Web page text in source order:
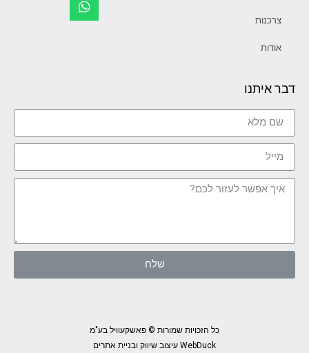
צרכנות
אודות
דבר איתנו
שלח
כל הזכויות שמורות © פאשקעוויל בע"מ
WebDuck עיצוב שיווק ובניית אתרים